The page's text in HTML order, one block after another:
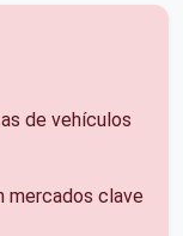
de vehículos
mercados clave